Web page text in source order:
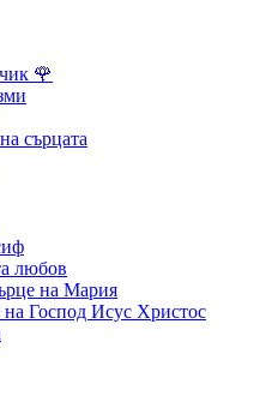
🌹
сърцата
любов
на Мария
на Господ Исус Христос